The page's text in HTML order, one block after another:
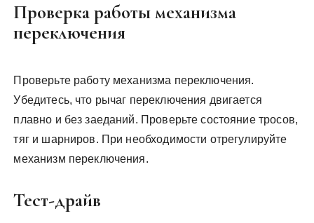
Проверка работы механизма
переключения
Проверьте работу механизма переключения.
Убедитесь, что рычаг переключения двигается
плавно и без заеданий. Проверьте состояние тросов,
тяг и шарниров. При необходимости отрегулируйте
механизм переключения.
Тест-драйв